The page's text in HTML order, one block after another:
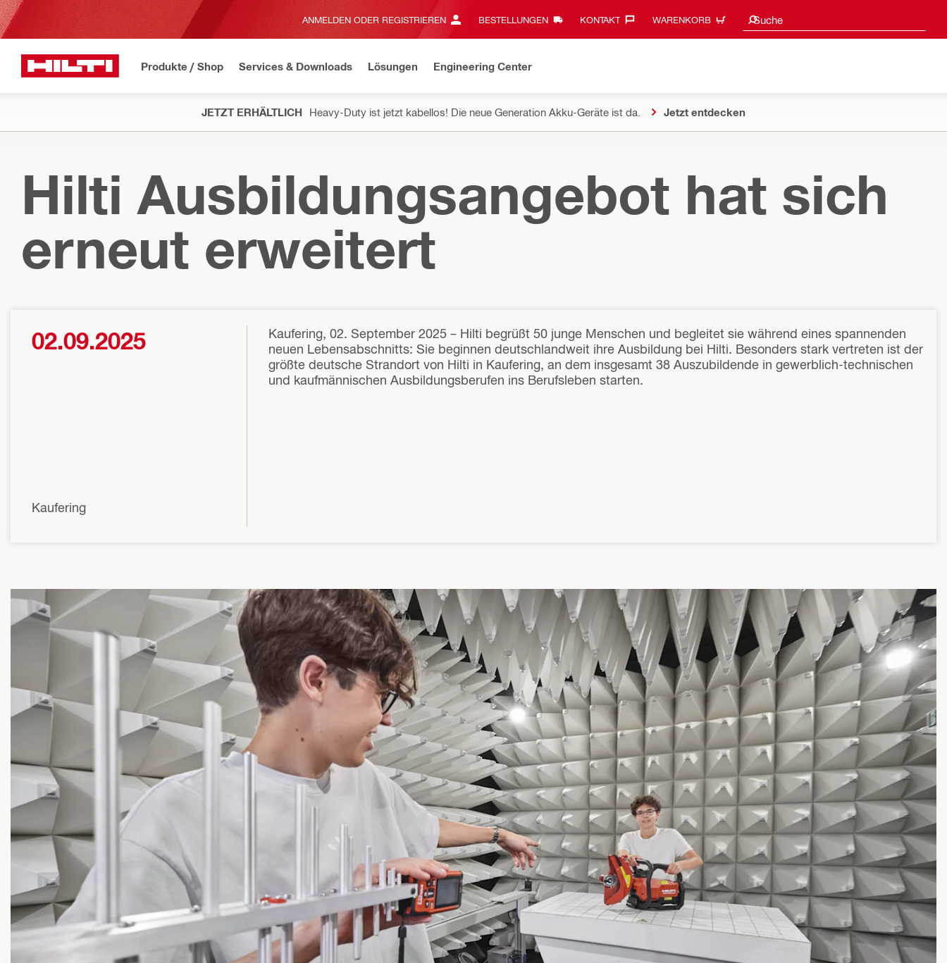
ANMELDEN ODER REGISTRIEREN BESTELLUNGEN KONTAKT‎ WARENKORB Suche
Suchvorschläge
Produkte / Shop Services & Downloads Lösungen Engineering Center
JETZT ERHÄLTLICH Heavy-Duty ist jetzt kabellos! Die neue Generation Akku-Geräte ist da. Jetzt entdecken
Hilti Ausbildungsangebot hat sich
erneut erweitert
02.09.2025
Kaufering
Kaufering, 02. September 2025 – Hilti begrüßt 50 junge Menschen und begleitet sie während eines spannenden
neuen Lebensabschnitts: Sie beginnen deutschlandweit ihre Ausbildung bei Hilti. Besonders stark vertreten ist der
größte deutsche Strandort von Hilti in Kaufering, an dem insgesamt 38 Auszubildende in gewerblich-technischen
und kaufmännischen Ausbildungsberufen ins Berufsleben starten.